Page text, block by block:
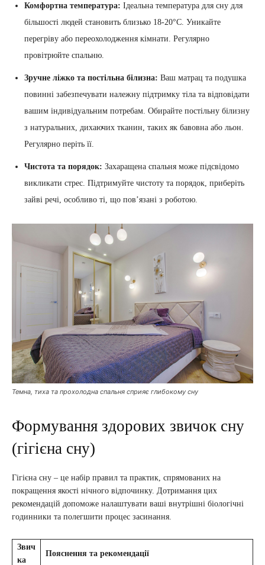
Комфортна температура: Ідеальна температура для сну для
більшості людей становить близько 18-20°C. Уникайте
перегріву або переохолодження кімнати. Регулярно
провітрюйте спальню.
Зручне ліжко та постільна білизна: Ваш матрац та подушка
повинні забезпечувати належну підтримку тіла та відповідати
вашим індивідуальним потребам. Обирайте постільну білизну
з натуральних, дихаючих тканин, таких як бавовна або льон.
Регулярно періть її.
Чистота та порядок: Захаращена спальня може підсвідомо
викликати стрес. Підтримуйте чистоту та порядок, приберіть
зайві речі, особливо ті, що пов’язані з роботою.
Темна, тиха та прохолодна спальня сприяє глибокому сну
Формування здорових звичок сну
(гігієна сну)
Гігієна сну – це набір правил та практик, спрямованих на
покращення якості нічного відпочинку. Дотримання цих
рекомендацій допоможе налаштувати ваші внутрішні біологічні
годинники та полегшити процес засинання.
Звич
ка
Пояснення та рекомендації